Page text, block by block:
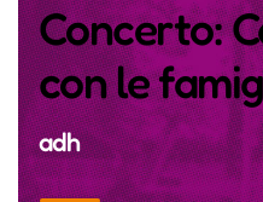
Concerto:
con le
adh